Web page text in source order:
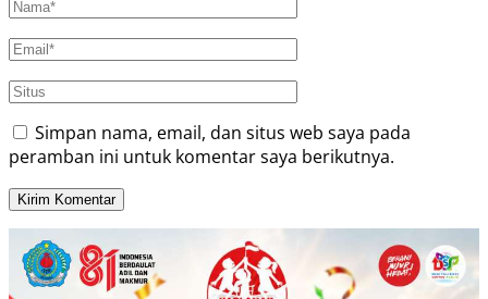
Simpan nama, email, dan situs web saya pada
peramban ini untuk komentar saya berikutnya.